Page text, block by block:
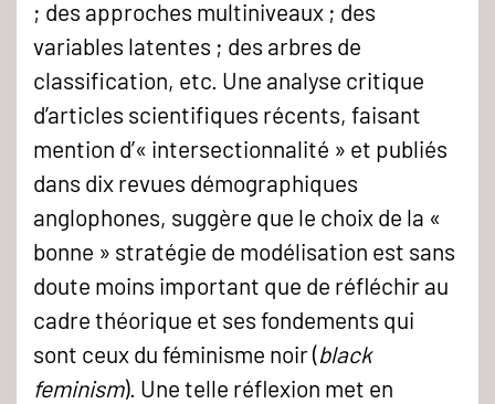
; des approches multiniveaux ; des
variables latentes ; des arbres de
classification, etc. Une analyse critique
d’articles scientifiques récents, faisant
mention d’« intersectionnalité » et publiés
dans dix revues démographiques
anglophones, suggère que le choix de la «
bonne » stratégie de modélisation est sans
doute moins important que de réfléchir au
cadre théorique et ses fondements qui
sont ceux du féminisme noir (black
feminism). Une telle réflexion met en